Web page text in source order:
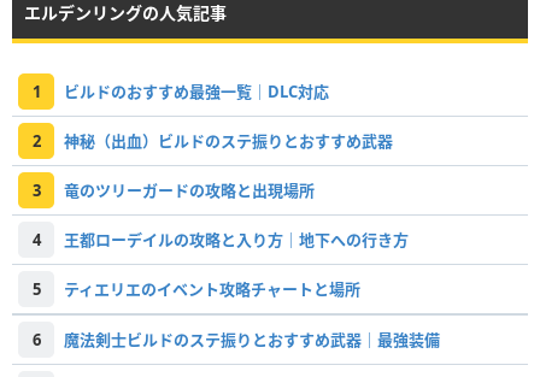
エルデンリングの人気記事
1 ビルドのおすすめ最強一覧｜DLC対応
2 神秘（出血）ビルドのステ振りとおすすめ武器
3 竜のツリーガードの攻略と出現場所
4 王都ローデイルの攻略と入り方｜地下への行き方
5 ティエリエのイベント攻略チャートと場所
6 魔法剣士ビルドのステ振りとおすすめ武器｜最強装備